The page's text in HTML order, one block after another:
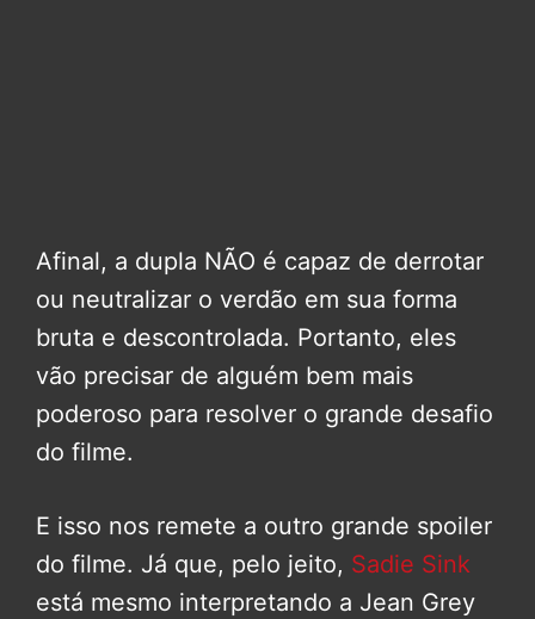
Afinal, a dupla NÃO é capaz de derrotar
ou neutralizar o verdão em sua forma
bruta e descontrolada. Portanto, eles
vão precisar de alguém bem mais
poderoso para resolver o grande desafio
do filme.
E isso nos remete a outro grande spoiler
do filme. Já que, pelo jeito, Sadie Sink
está mesmo interpretando a Jean Grey